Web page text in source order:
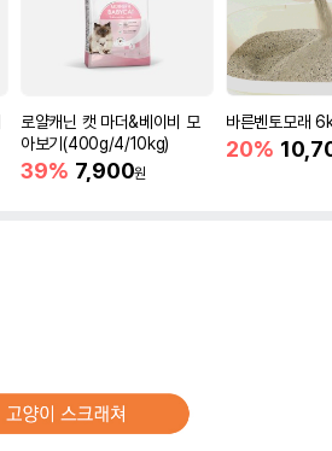
로얄캐닌 캣 마더&베이비 모
아보기(400g/4/10kg)
39% 7,900원
바른벤토모래
20%